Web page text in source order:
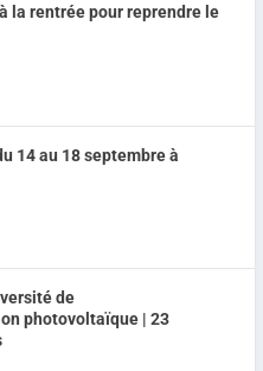
la rentrée pour reprendre le
14 au 18 septembre à
de
photovoltaïque | 23